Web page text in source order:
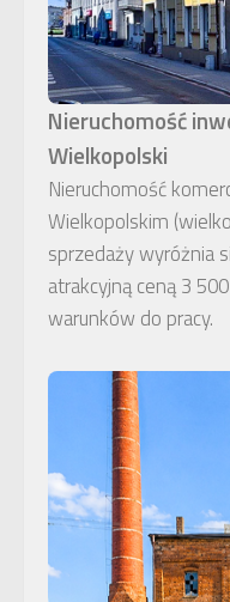
Nieruchomość
Wielkopolski
Nieruchomość
Wielkopolskim
sprzedaży wyróżnia
atrakcyjną ceną 3
warunków do pracy.